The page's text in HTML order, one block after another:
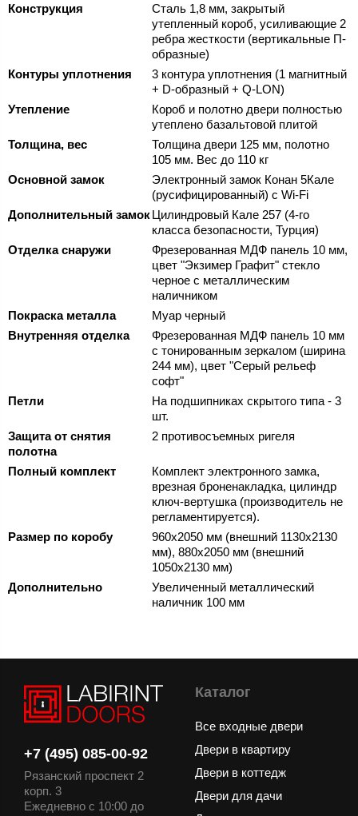
Конструкция
Сталь 1,8 мм, закрытый
утепленный короб, усиливающие 2
ребра жесткости (вертикальные П-
образные)
Контуры уплотнения
3 контура уплотнения (1 магнитный
+ D-образный + Q-LON)
Утепление
Короб и полотно двери полностью
утеплено базальтовой плитой
Толщина, вес
Толщина двери 125 мм, полотно
105 мм. Вес до 110 кг
Основной замок
Электронный замок Конан 5Кале
(русифицированный) с Wi-Fi
Дополнительный замокЦилиндровый Кале 257 (4-го
класса безопасности, Турция)
Отделка снаружи
Фрезерованная МДФ панель 10 мм,
цвет "Экзимер Графит" стекло
черное с металлическим
наличником
Покраска металла
Муар черный
Внутренняя отделка
Фрезерованная МДФ панель 10 мм
с тонированным зеркалом (ширина
244 мм), цвет "Серый рельеф
софт"
Петли
На подшипниках скрытого типа - 3
шт.
Защита от снятия
полотна
2 противосъемных ригеля
Полный комплект
Комплект электронного замка,
врезная броненакладка, цилиндр
ключ-вертушка (производитель не
регламентируется).
Размер по коробу
960х2050 мм (внешний 1130х2130
мм), 880х2050 мм (внешний
1050х2130 мм)
Дополнительно
Увеличенный металлический
наличник 100 мм
+7 (495) 085-00-92
Рязанский проспект 2
корп. 3
Ежедневно с 10:00 до
Каталог
Все входные двери
Двери в квартиру
Двери в коттедж
Двери для дачи